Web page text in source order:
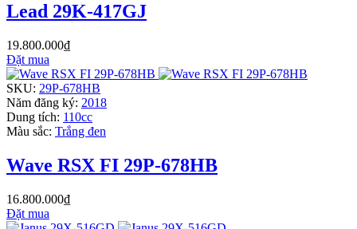
Lead 29K-417GJ
19.800.000₫
Đặt mua
SKU: 29P-678HB
Năm đăng ký: 2018
Dung tích: 110cc
Màu sắc: Trắng đen
Wave RSX FI 29P-678HB
16.800.000₫
Đặt mua